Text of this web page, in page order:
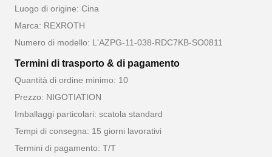
Luogo di origine: Cina
Marca: REXROTH
Numero di modello: L'AZPG-11-038-RDC7KB-SO0811
Termini di trasporto & di pagamento
Quantità di ordine minimo: 10
Prezzo: NIGOTIATION
Imballaggi particolari: scatola standard
Tempi di consegna: 15 giorni lavorativi
Termini di pagamento: T/T